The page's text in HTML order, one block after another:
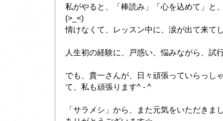
私がやると、「棒読み」「心を込めて」と
(>_<)
情けなくて、レッスン中に、涙が出て来て
人生初の経験に、戸惑い、悩みながら、試
でも、貴一さんが、日々頑張っていらっし
て、私も頑張ります^ - ^
「サラメシ」から、また元気をいただきま